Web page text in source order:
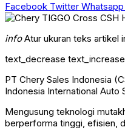
Facebook Twitter Whatsapp
infoAtur ukuran teks artikel
text_decrease text_increase
PT Chery Sales Indonesia
Indonesia International Auto
Mengusung teknologi
berperforma tinggi, efisien,